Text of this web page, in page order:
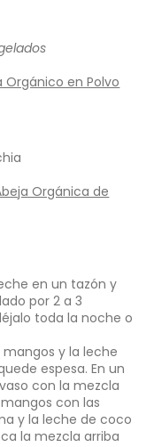
en Polvo
Orgánica de
en un tazón y
por 2 a 3
toda la noche o
mangos y la leche
espesa. En un
con la mezcla
con las
y la leche de coco
la mezcla arriba